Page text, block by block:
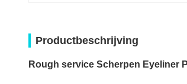
Productbeschrijving
Rough service Scherpen Eyeliner